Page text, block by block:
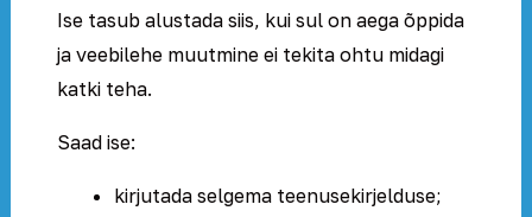
Ise tasub alustada siis, kui sul on aega õppida
ja veebilehe muutmine ei tekita ohtu midagi
katki teha.
Saad ise:
kirjutada selgema teenusekirjelduse;